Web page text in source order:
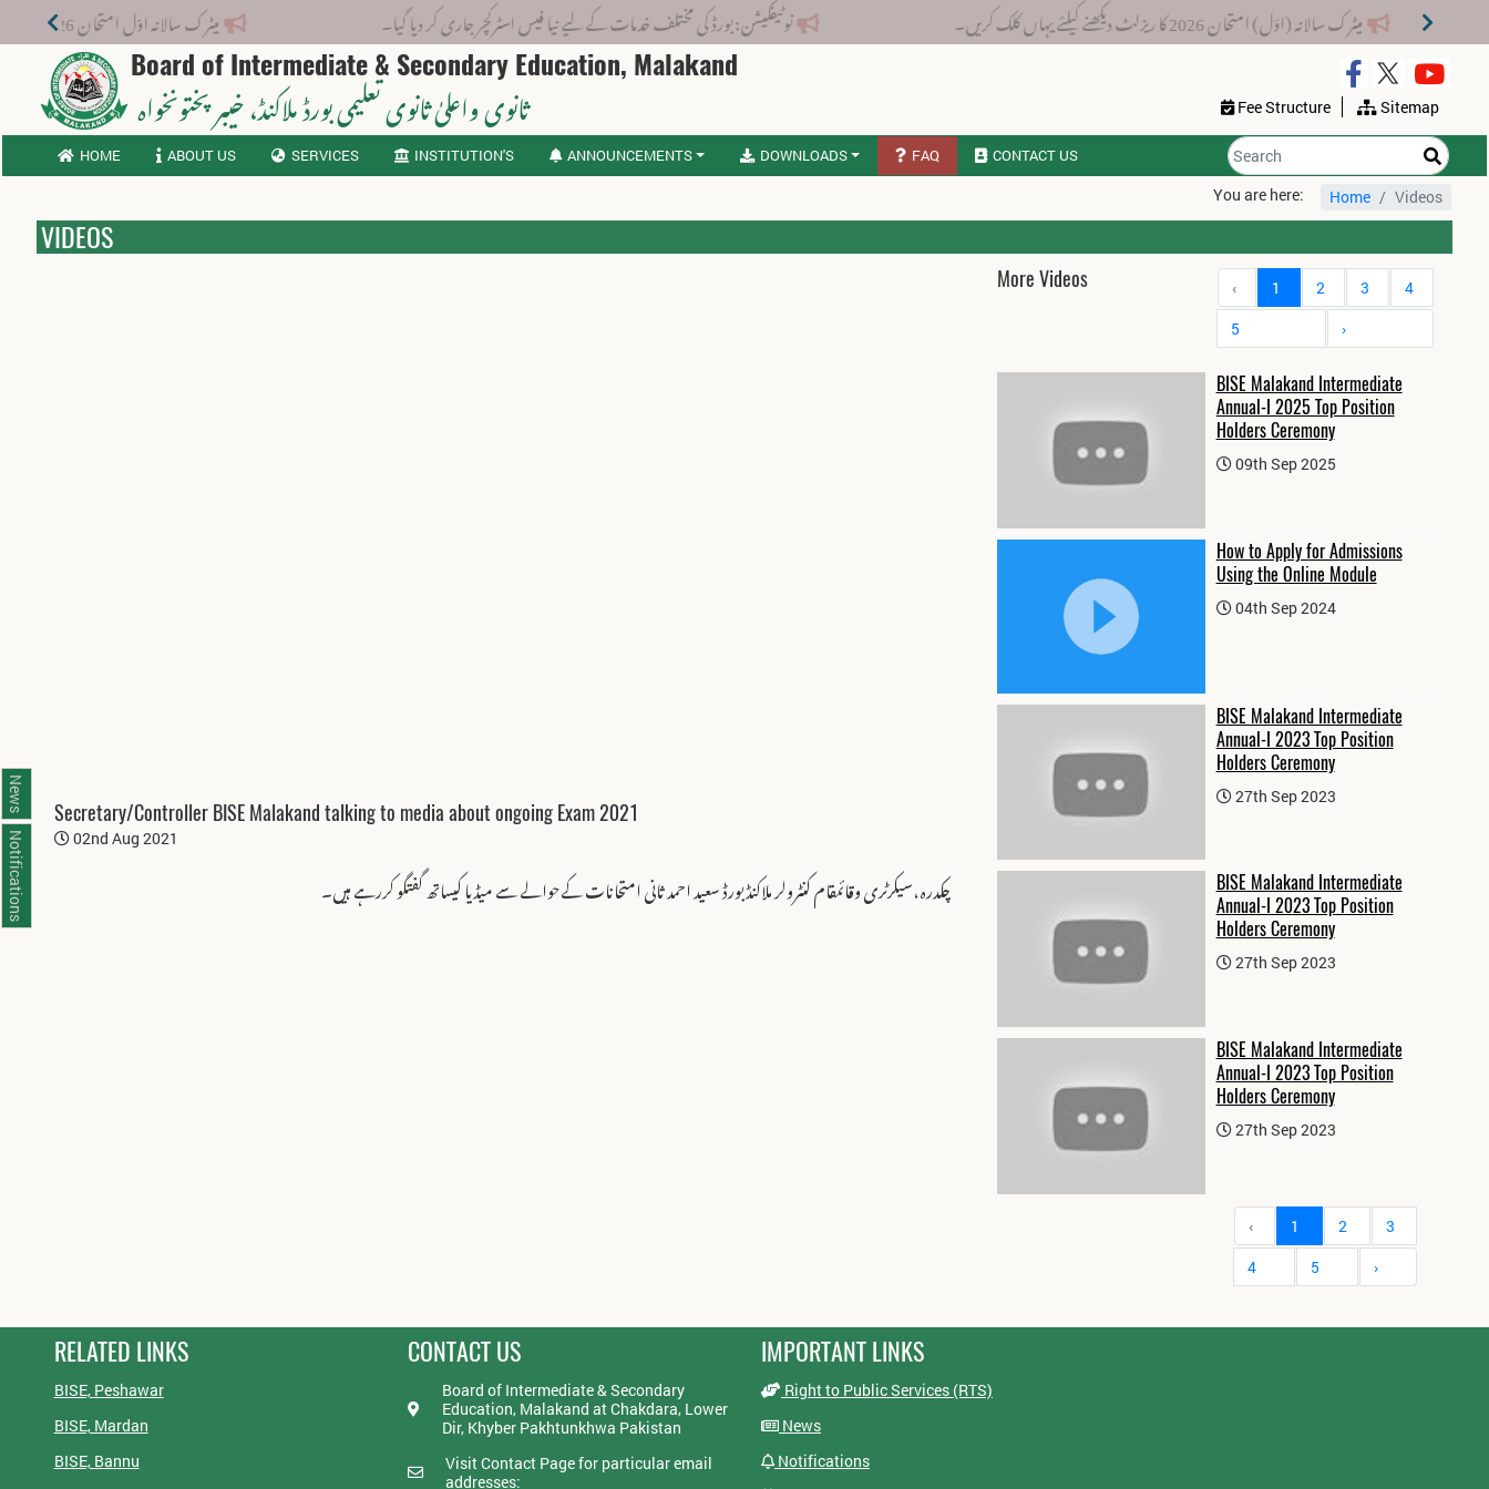
میٹرک سالانہ (اوَل) امتحان 2026 کا ریزلٹ دیکھنے کیلئے یہاں کلک کریں۔ نوٹیفکیشن: بورڈ کی مختلف خدمات کے لیے نیا فیس اسٹرکچر جاری کر دیا گیا۔ میٹرک سالانہ اوّل امتحان 2026: پوزیشن ہولڈرز کا اعلان 6 اگست کو دوپہر 2 بجے اور مکمل نتائج شام 4 بجے بورڈ کی ویب سائٹ پر جاری ہوں گے۔
Board of Intermediate & Secondary Education, Malakand
ثانوی واعلیٰ ثانوی تعلیمی بورڈ ملاکنڈ، خیبر پختونخواہ Fee Structure Sitemap
HOME ABOUT US SERVICES INSTITUTION'S ANNOUNCEMENTS DOWNLOADS FAQ CONTACT US
You are here: Home Videos
VIDEOS
Secretary/Controller BISE Malakand talking to media about ongoing Exam 2021
02nd Aug 2021
چکدرہ،سیکرٹری وقائمقام کنٹرولر ملاکنڈ بورڈ سعید احمد ثانی امتحانات کےحوالے سے میڈیا کیساتھ گفتگو کررہے ہیں۔
More Videos ‹ 1 2 3
4
5
›
BISE Malakand Intermediate
Annual-I 2025 Top Position
Holders Ceremony
09th Sep 2025
How to Apply for Admissions
Using the Online Module
04th Sep 2024
BISE Malakand Intermediate
Annual-I 2023 Top Position
Holders Ceremony
27th Sep 2023
BISE Malakand Intermediate
Annual-I 2023 Top Position
Holders Ceremony
27th Sep 2023
BISE Malakand Intermediate
Annual-I 2023 Top Position
Holders Ceremony
27th Sep 2023
‹ 1 2
3
4
5 ›
RELATED LINKS
BISE, Peshawar
BISE, Mardan
BISE, Bannu
CONTACT US
Board of Intermediate & Secondary
Education, Malakand at Chakdara, Lower
Dir, Khyber Pakhtunkhwa Pakistan
Visit Contact Page for particular email
addresses:
IMPORTANT LINKS
Right to Public Services (RTS)
News
Notifications
News
Notifications